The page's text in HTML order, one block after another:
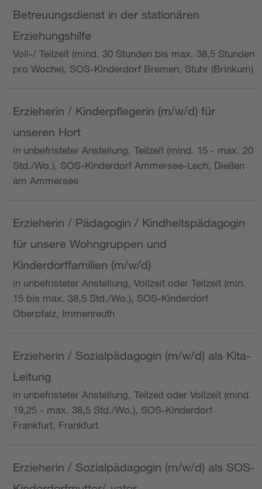
Betreuungsdienst in der stationären
Erziehungshilfe
Voll-/ Teilzeit (mind. 30 Stunden bis max. 38,5 Stunden
pro Woche), SOS-Kinderdorf Bremen, Stuhr (Brinkum)
Erzieherin / Kinderpflegerin (m/w/d) für
unseren Hort
in unbefristeter Anstellung, Teilzeit (mind. 15 - max. 20
Std./Wo.), SOS-Kinderdorf Ammersee-Lech, Dießen
am Ammersee
Erzieherin / Pädagogin / Kindheitspädagogin
für unsere Wohngruppen und
Kinderdorffamilien (m/w/d)
in unbefristeter Anstellung, Vollzeit oder Teilzeit (min.
15 bis max. 38,5 Std./Wo.), SOS-Kinderdorf
Oberpfalz, Immenreuth
Erzieherin / Sozialpädagogin (m/w/d) als Kita-
Leitung
in unbefristeter Anstellung, Teilzeit oder Vollzeit (mind.
19,25 - max. 38,5 Std./Wo.), SOS-Kinderdorf
Frankfurt, Frankfurt
Erzieherin / Sozialpädagogin (m/w/d) als SOS-